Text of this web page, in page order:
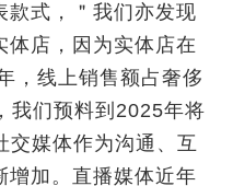
款式，＂我们亦发现
体店，因为实体店在
，线上销售额占奢侈
我们预料到2025年将
交媒体作为沟通、互
增加。直播媒体近年